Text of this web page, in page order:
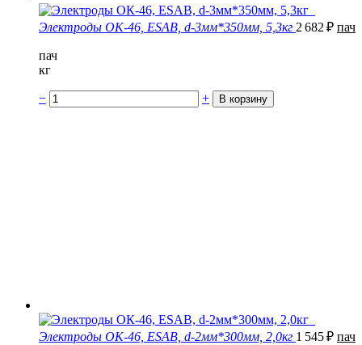
Электроды ОК-46, ESAB, d-3мм*350мм, 5,3кг 2 682 ₽ пач
пач
кг
− +
Электроды ОК-46, ESAB, d-2мм*300мм, 2,0кг 1 545₽ пач